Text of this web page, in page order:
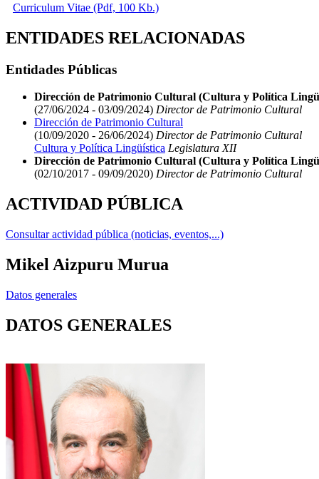
Curriculum Vitae (Pdf, 100 Kb.)
ENTIDADES RELACIONADAS
Entidades Públicas
Dirección de Patrimonio Cultural (Cultura y Política
(27/06/2024 - 03/09/2024) Director de Patrimonio Cultural
Dirección de Patrimonio Cultural
(10/09/2020 - 26/06/2024) Director de Patrimonio Cultural
Cultura y Política Lingüística Legislatura XII
Dirección de Patrimonio Cultural (Cultura y Política
(02/10/2017 - 09/09/2020) Director de Patrimonio Cultural
ACTIVIDAD PÚBLICA
Consultar actividad pública (noticias, eventos,...)
Mikel Aizpuru Murua
Datos generales
DATOS GENERALES